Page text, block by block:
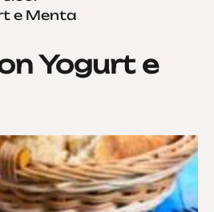
e Menta
Yogurt e